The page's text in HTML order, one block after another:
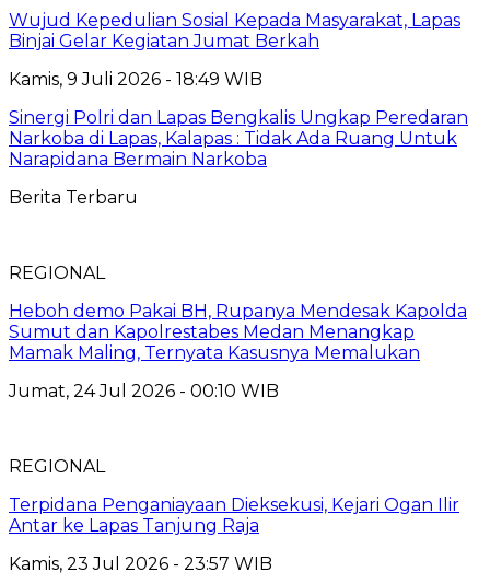
Wujud Kepedulian Sosial Kepada Masyarakat, Lapas
Binjai Gelar Kegiatan Jumat Berkah
Kamis, 9 Juli 2026 - 18:49 WIB
Sinergi Polri dan Lapas Bengkalis Ungkap Peredaran
Narkoba di Lapas, Kalapas : Tidak Ada Ruang Untuk
Narapidana Bermain Narkoba
Berita Terbaru
REGIONAL
Heboh demo Pakai BH, Rupanya Mendesak Kapolda
Sumut dan Kapolrestabes Medan Menangkap
Mamak Maling, Ternyata Kasusnya Memalukan
Jumat, 24 Jul 2026 - 00:10 WIB
REGIONAL
Terpidana Penganiayaan Dieksekusi, Kejari Ogan Ilir
Antar ke Lapas Tanjung Raja
Kamis, 23 Jul 2026 - 23:57 WIB